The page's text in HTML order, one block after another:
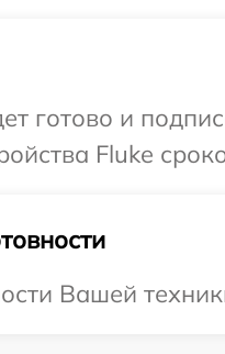
готово и
Fluke
Вашей